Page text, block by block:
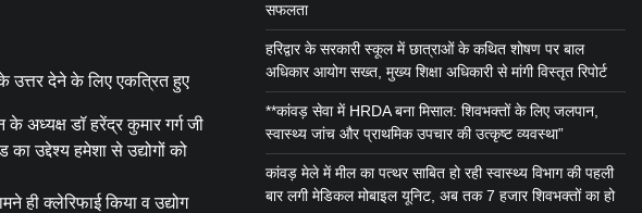
उत्तर देने के लिए एकत्रित हुए
अध्यक्ष डॉ हरेंद्र कुमार गर्ग जी
उद्देश्य हमेशा से उद्योगों को
ही क्लेरिफाई किया व उद्योग
सफलता
हरिद्वार के सरकारी स्कूल में छात्राओं के कथित शोषण पर बाल
अधिकार आयोग सख्त, मुख्य शिक्षा अधिकारी से मांगी विस्तृत रिपोर्ट
**कांवड़ सेवा में HRDA बना मिसाल: शिवभक्तों के लिए जलपान,
स्वास्थ्य जांच और प्राथमिक उपचार की उत्कृष्ट व्यवस्था”
कांवड़ मेले में मील का पत्थर साबित हो रही स्वास्थ्य विभाग की पहली
बार लगी मेडिकल मोबाइल यूनिट, अब तक 7 हजार शिवभक्तों का हो